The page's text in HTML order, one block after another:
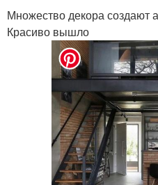
Множество декора создают
Красиво вышло